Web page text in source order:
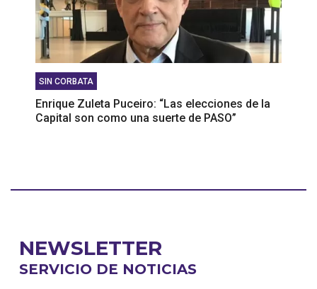
SIN CORBATA
Enrique Zuleta Puceiro: “Las elecciones de la
Capital son como una suerte de PASO”
NEWSLETTER
SERVICIO DE NOTICIAS